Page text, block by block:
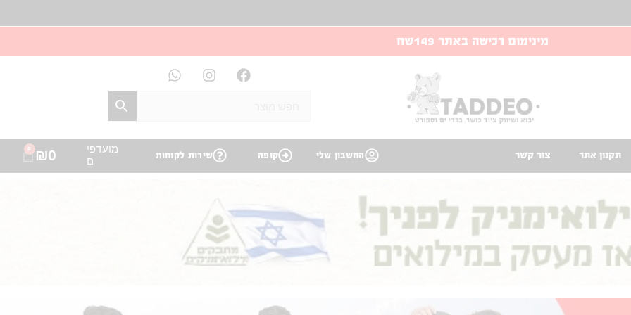
מינימום רכישה באתר 149שח
תקנון אתר צור קשר החשבון שלי קופה שירות לקוחות
מועדפי
ם
₪0
0